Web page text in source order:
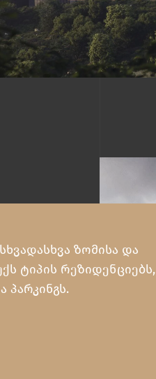
ზომისა და
ტიპის რეზიდენციებს,